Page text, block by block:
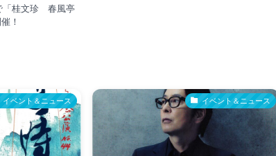
「桂文珍 春風亭
！
イベント＆ニュース イベント＆ニュース